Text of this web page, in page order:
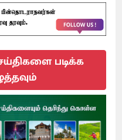
படிக்க